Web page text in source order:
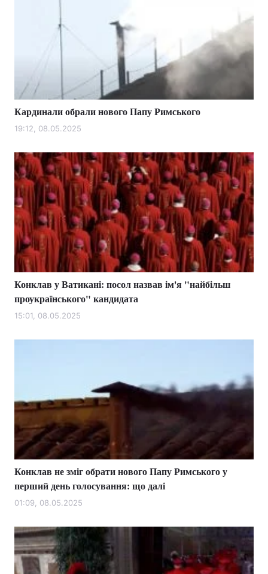
Кардинали обрали нового Папу Римського
19:12, 08.05.2025
Конклав у Ватикані: посол назвав ім'я "найбільш
проукраїнського" кандидата
15:01, 08.05.2025
Конклав не зміг обрати нового Папу Римського у
перший день голосування: що далі
01:09, 08.05.2025